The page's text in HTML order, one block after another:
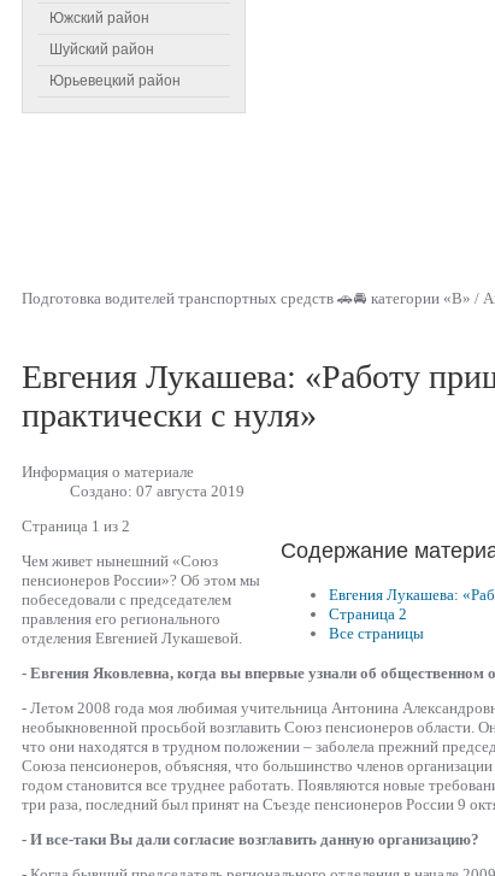
Южский район
Шуйский район
Юрьевецкий район
Подготовка водителей транспортных средств 🚗🚘 категории
Евгения Лукашева: «Работу
практически с нуля»
Информация о материале
Создано: 07 августа 2019
Содержание
Евгения Лукашева:
Страница 2
Все страницы
Страница 1 из 2
Чем живет нынешний «Союз
пенсионеров России»? Об этом мы
побеседовали с председателем
правления его регионального
отделения Евгенией Лукашевой.
- Евгения Яковлевна, когда вы впервые узнали об общественном
- Летом 2008 года моя любимая учительница Антонина
необыкновенной просьбой возглавить Союз пенсионеров области.
что они находятся в трудном положении – заболела прежний
Союза пенсионеров, объясняя, что большинство членов
годом становится все труднее работать. Появляются новые
три раза, последний был принят на Съезде пенсионеров России 9
- И все-таки Вы дали согласие возглавить данную организацию?